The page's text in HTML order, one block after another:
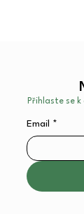
Přihlaste se k
Email *